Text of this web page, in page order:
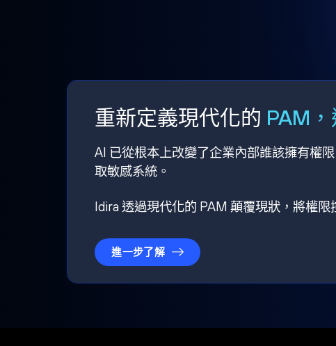
重新定義現代化的 PAM
AI 已從根本上改變了企業內部誰該擁有權
取敏感系統。
Idira 透過現代化的 PAM 顛覆現狀，將權
進一步了解